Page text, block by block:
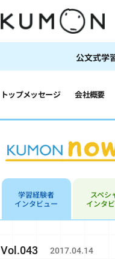
公文式学
トップメッセージ 会社概要
学習経験者
インタビュー
スペシ
インタ
Vol.043 2017.04.14